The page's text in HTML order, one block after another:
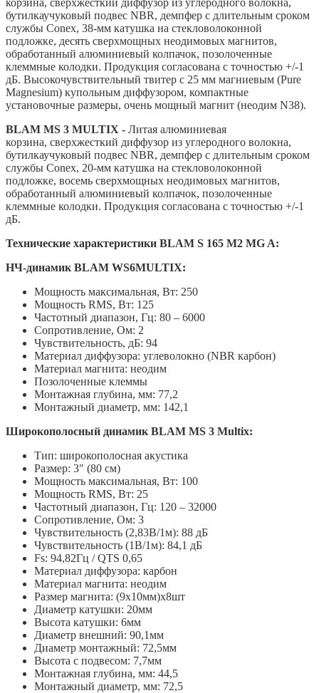
бутилкаучуковый подвес NBR, демпфер с длительным сроком
службы Conex, 38-мм катушка на стекловолоконной
подложке, десять сверхмощных неодимовых магнитов,
обработанный алюминиевый колпачок, позолоченные
клеммные колодки. Продукция согласована с точностью +/-1
дБ. Высокочувствительный твитер с 25 мм магниевым (Pure
Magnesium) купольным диффузором, компактные
установочные размеры, очень мощный магнит (неодим N38).
BLAM MS 3 MULTIX - Литая алюминиевая
корзина, сверхжесткий диффузор из углеродного волокна,
бутилкаучуковый подвес NBR, демпфер с длительным сроком
службы Conex, 20-мм катушка на стекловолоконной
подложке, восемь сверхмощных неодимовых магнитов,
обработанный алюминиевый колпачок, позолоченные
клеммные колодки. Продукция согласована с точностью +/-1
дБ.
Технические характеристики BLAM S 165 M2 MG A:
НЧ-динамик BLAM WS6MULTIX:
Мощность максимальная, Вт: 250
Мощность RMS, Вт: 125
Частотный диапазон, Гц: 80 – 6000
Сопротивление, Ом: 2
Чувствительность, дБ: 94
Материал диффузора: углеволокно (NBR карбон)
Материал магнита: неодим
Позолоченные клеммы
Монтажная глубина, мм: 77,2
Монтажный диаметр, мм: 142,1
Широкополосный динамик BLAM MS 3 Multix:
Тип: широкополосная акустика
Размер: 3" (80 см)
Мощность максимальная, Вт: 100
Мощность RMS, Вт: 25
Частотный диапазон, Гц: 120 – 32000
Сопротивление, Ом: 3
Чувствительность (2,83В/1м): 88 дБ
Чувствительность (1В/1м): 84,1 дБ
Fs: 94,82Гц / QTS 0,65
Материал диффузора: карбон
Материал магнита: неодим
Размер магнита: (9х10мм)х8шт
Диаметр катушки: 20мм
Высота катушки: 6мм
Диаметр внешний: 90,1мм
Диаметр монтажный: 72,5мм
Высота с подвесом: 7,7мм
Монтажная глубина, мм: 44,5
Монтажный диаметр, мм: 72,5